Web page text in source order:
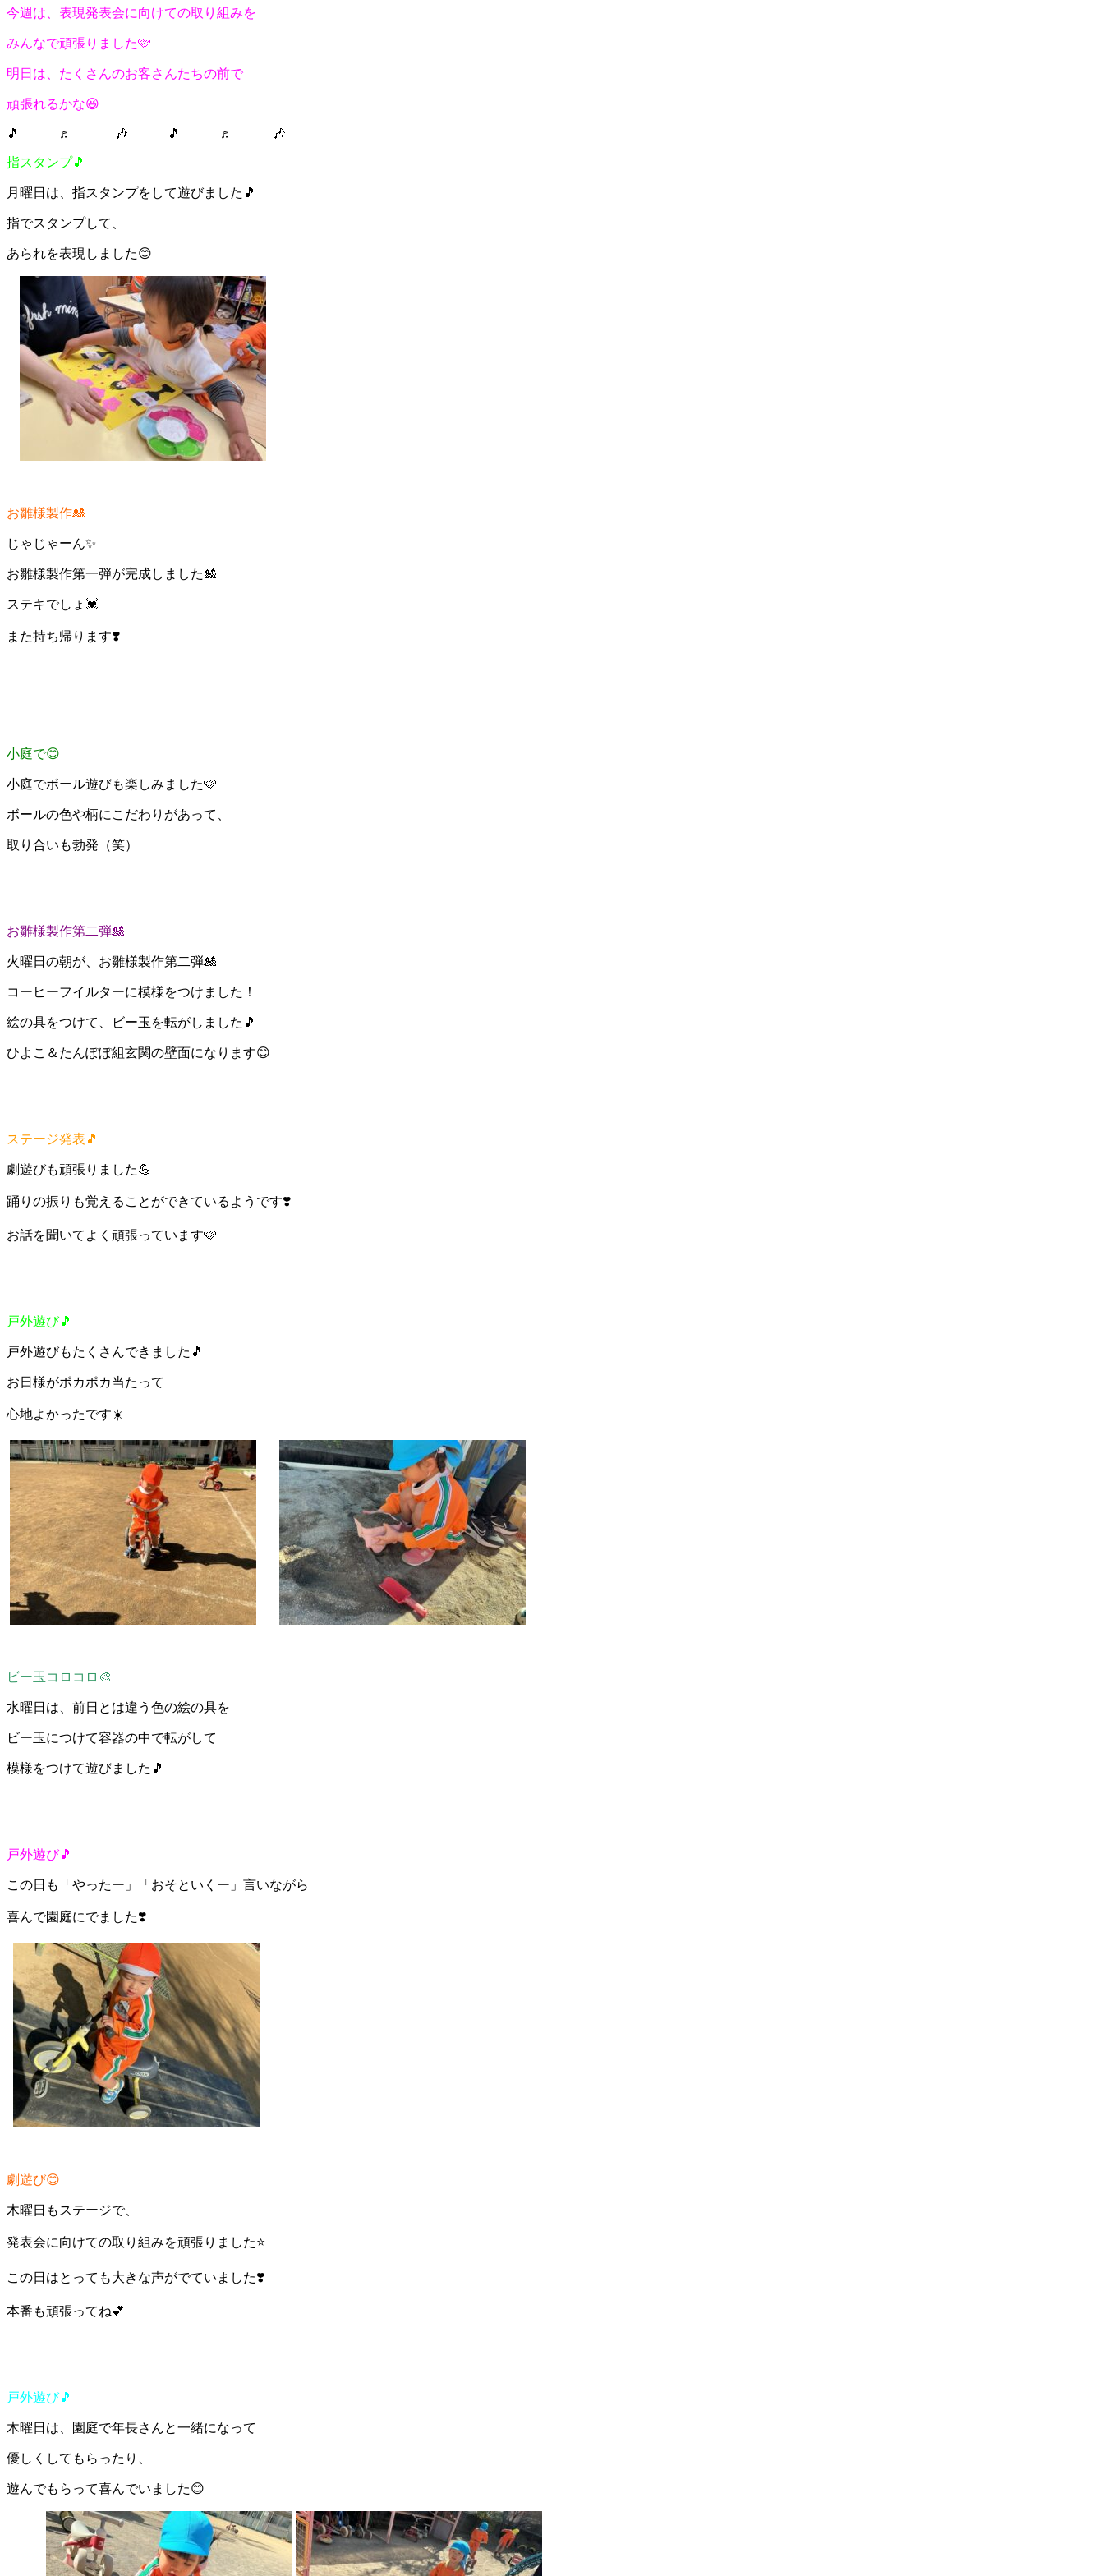
今週は、表現発表会に向けての取り組みを
みんなで頑張りました🩷
明日は、たくさんのお客さんたちの前で
頑張れるかな😆
🎵 ♬ 🎶 🎵 ♬ 🎶
指スタンプ🎵
月曜日は、指スタンプをして遊びました🎵
指でスタンプして、
あられを表現しました😊
お雛様製作🎎
じゃじゃーん✨
お雛様製作第一弾が完成しました🎎
ステキでしょ💓
また持ち帰ります❣️
小庭で😊
小庭でボール遊びも楽しみました🩷
ボールの色や柄にこだわりがあって、
取り合いも勃発（笑）
お雛様製作第二弾🎎
火曜日の朝が、お雛様製作第二弾🎎
コーヒーフイルターに模様をつけました！
絵の具をつけて、ビー玉を転がしました🎵
ひよこ＆たんぽぽ組玄関の壁面になります😊
ステージ発表🎵
劇遊びも頑張りました💪
踊りの振りも覚えることができているようです❣️
お話を聞いてよく頑張っています🩷
戸外遊び🎵
戸外遊びもたくさんできました🎵
お日様がポカポカ当たって
心地よかったです☀️
ビー玉コロコロ🎨
水曜日は、前日とは違う色の絵の具を
ビー玉につけて容器の中で転がして
模様をつけて遊びました🎵
戸外遊び🎵
この日も「やったー」「おそといくー」言いながら
喜んで園庭にでました❣️
劇遊び😊
木曜日もステージで、
発表会に向けての取り組みを頑張りました⭐️
この日はとっても大きな声がでていました❣️
本番も頑張ってね💕
戸外遊び🎵
木曜日は、園庭で年長さんと一緒になって
優しくしてもらったり、
遊んでもらって喜んでいました😊